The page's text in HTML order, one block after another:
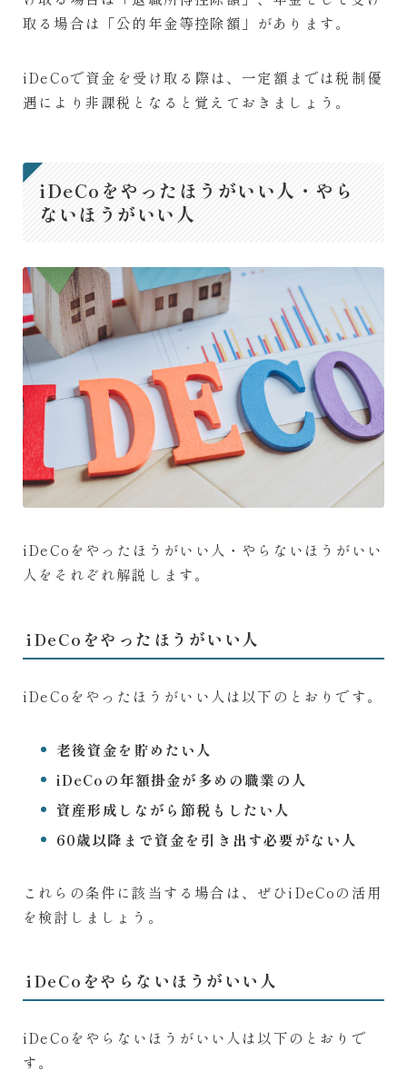
取る場合は「公的年金等控除額」があります。
iDeCoで資金を受け取る際は、一定額までは税制優
遇により非課税となると覚えておきましょう。
iDeCoをやったほうがいい人・やら
ないほうがいい人
iDeCoをやったほうがいい人・やらないほうがいい
人をそれぞれ解説します。
iDeCoをやったほうがいい人
iDeCoをやったほうがいい人は以下のとおりです。
老後資金を貯めたい人
iDeCoの年額掛金が多めの職業の人
資産形成しながら節税もしたい人
60歳以降まで資金を引き出す必要がない人
これらの条件に該当する場合は、ぜひiDeCoの活用
を検討しましょう。
iDeCoをやらないほうがいい人
iDeCoをやらないほうがいい人は以下のとおりで
す。